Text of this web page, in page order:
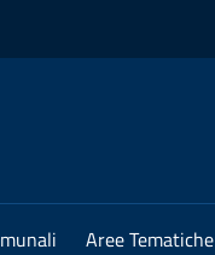
Aree Tematiche